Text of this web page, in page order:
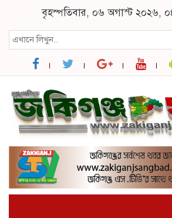
বৃহস্পতিবার, ০৬ অগাস্ট ২০২৬,